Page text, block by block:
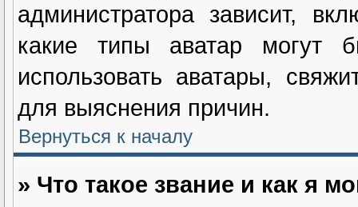
администратора зависит,
какие типы аватар могут
использовать аватары,
для выяснения причин.
Вернуться к началу
» Что такое звание и как я